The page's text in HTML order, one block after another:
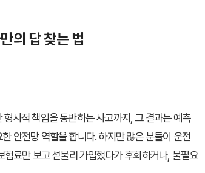
의 답 찾는 법
사적 책임을 동반하는 사고까지, 그 결과는 예측
안전망 역할을 합니다. 하지만 많은 분들이 운전
료만 보고 섣불리 가입했다가 후회하거나, 불필요